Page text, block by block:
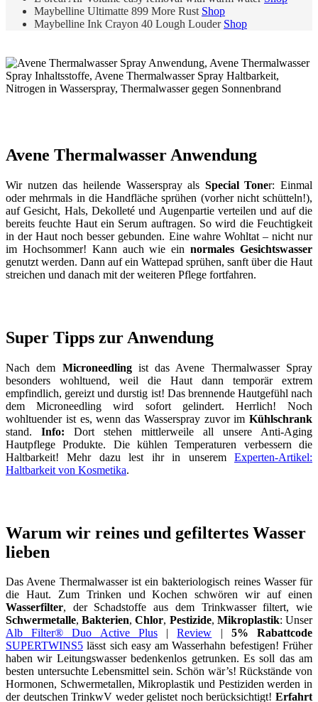
Maybelline Ultimatte 899 More Rust Shop
Maybelline Ink Crayon 40 Lough Louder Shop
Avene Thermalwasser Anwendung
Wir nutzen das heilende Wasserspray als Special Toner: Einmal
oder mehrmals in die Handfläche sprühen (vorher nicht schütteln!),
auf Gesicht, Hals, Dekolleté und Augenpartie verteilen und auf die
bereits feuchte Haut ein Serum auftragen. So wird die Feuchtigkeit
in der Haut noch besser gebunden. Eine wahre Wohltat – nicht nur
im Hochsommer! Kann auch wie einnormales Gesichtswasser
genutzt werden. Dann auf ein Wattepad sprühen, sanft über die Haut
streichen und danach mit der weiteren Pflege fortfahren.
Super Tipps zur Anwendung
Nach dem Microneedlingist das Avene Thermalwasser Spray
besonders wohltuend, weil die Haut dann temporär extrem
empfindlich, gereizt und durstig ist! Das brennende Hautgefühl nach
dem Microneedling wird sofort gelindert. Herrlich! Noch
wohltuender ist es, wenn das Wasserspray zuvor im Kühlschrank
stand. Info: Dort stehen mittlerweile all unsere Anti-Aging
Hautpflege Produkte. Die kühlen Temperaturen verbessern die
Haltbarkeit! Mehr dazu lest ihr in unserem Experten-Artikel:
Haltbarkeit von Kosmetika.
Warum wir reines und gefiltertes Wasser
lieben
Das Avene Thermalwasser ist ein bakteriologisch reines Wasser für
die Haut. Zum Trinken und Kochen schwören wir auf einen
Wasserfilter, der Schadstoffe aus dem Trinkwasser filtert, wie
Schwermetalle,Bakterien,Chlor, Pestizide, Mikroplastik: Unser
Alb Filter® Duo Active Plus|Review
5% Rabattcode
SUPERTWINS5 lässt sich easy am Wasserhahn befestigen! Früher
haben wir Leitungswasser bedenkenlos getrunken. Es soll das am
besten untersuchte Lebensmittel sein. Schön wär’s! Rückstände von
Hormonen, Schwermetallen, Mikroplastik und Pestiziden werden in
der deutschen TrinkwV weder gelistet noch berücksichtigt! Erfahrt